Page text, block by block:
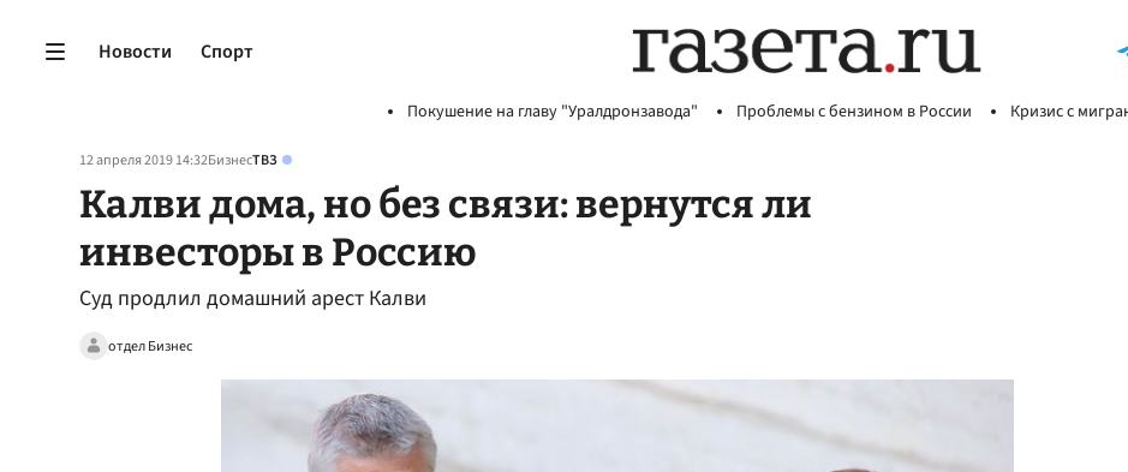
Новости Спорт
Покушение на главу "Уралдронзавода" Проблемы с бензином в России Кризис с
12 апреля 2019 14:32БизнесТВЗ
Калви дома, но без связи: вернутся ли
инвесторы в Россию
Суд продлил домашний арест Калви
отдел Бизнес